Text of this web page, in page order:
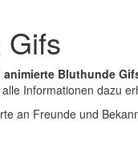
Gifs
Bluthunde
Informationen dazu
an Freunde und